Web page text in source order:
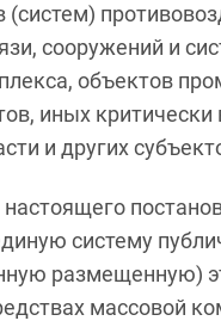
(систем)
сооружений и
объектов
иных
и других
систему
размещенную)
массовой